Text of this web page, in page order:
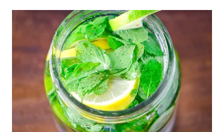
TEBING
PAKPAK